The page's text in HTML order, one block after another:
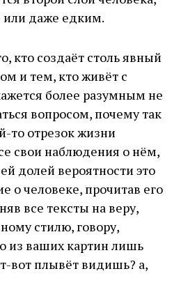
или даже едким.
кто создаёт столь явный
и тем, кто живёт с
более разумным не
вопросом, почему так
то отрезок жизни
свои наблюдения о нём,
долей вероятности это
о человеке, прочитав его
все тексты на веру,
стилю, говору,
из ваших картин лишь
вот плывёт видишь? а,